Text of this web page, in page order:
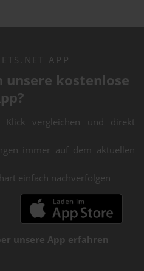
APP
unsere kostenlose
Klick vergleichen und direkt
immer auf dem aktuellen
einfach nachverfolgen
unsere App erfahren